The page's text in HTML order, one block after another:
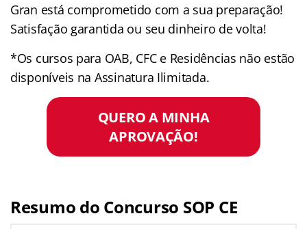
Gran está comprometido com a sua preparação!
Satisfação garantida ou seu dinheiro de volta!
*Os cursos para OAB, CFC e Residências não estão
disponíveis na Assinatura Ilimitada.
QUERO A MINHA
APROVAÇÃO!
Resumo do Concurso SOP CE